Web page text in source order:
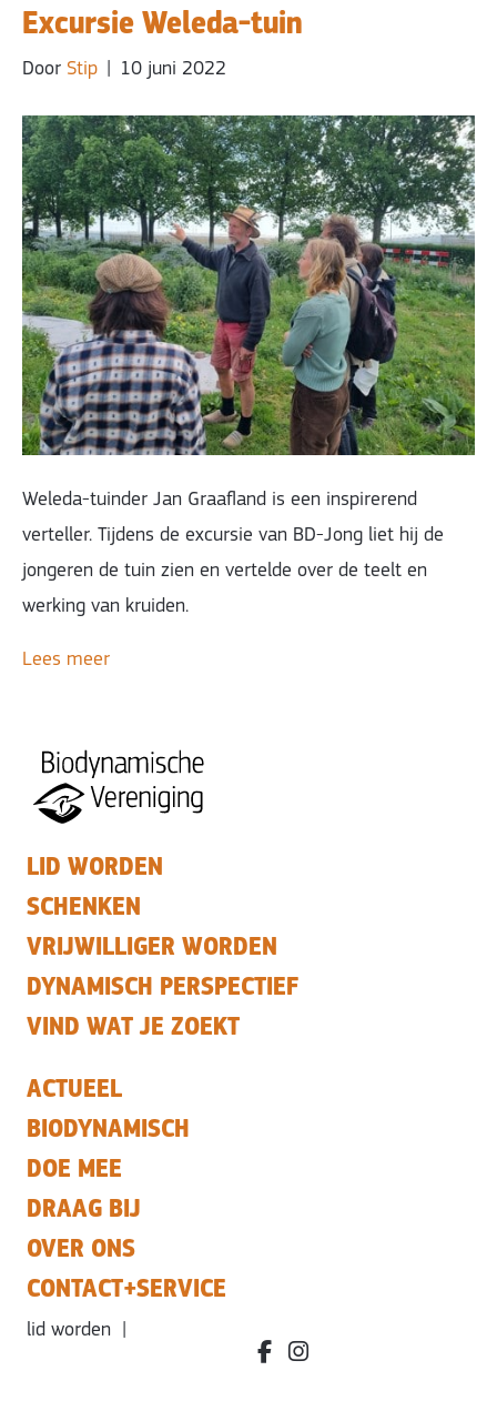
Excursie Weleda-tuin
Door Stip 10 juni 2022
Weleda-tuinder Jan Graafland is een inspirerend
verteller. Tijdens de excursie van BD-Jong liet hij de
jongeren de tuin zien en vertelde over de teelt en
werking van kruiden.
Lees meer
LID WORDEN
SCHENKEN
VRIJWILLIGER WORDEN
DYNAMISCH PERSPECTIEF
VIND WAT JE ZOEKT
ACTUEEL
BIODYNAMISCH
DOE MEE
DRAAG BIJ
OVER ONS
CONTACT+SERVICE
lid worden
facebook.com/bdvereniging/
instagram.com/